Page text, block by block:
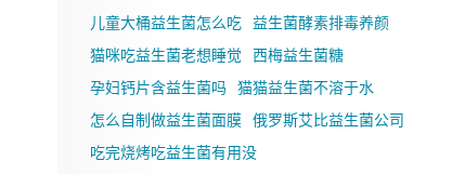
儿童大桶益生菌怎么吃
益生菌酵素排毒养颜
猫咪吃益生菌老想睡觉
西梅益生菌糖
孕妇钙片含益生菌吗
猫猫益生菌不溶于水
怎么自制做益生菌面膜
俄罗斯艾比益生菌公司
吃完烧烤吃益生菌有用没